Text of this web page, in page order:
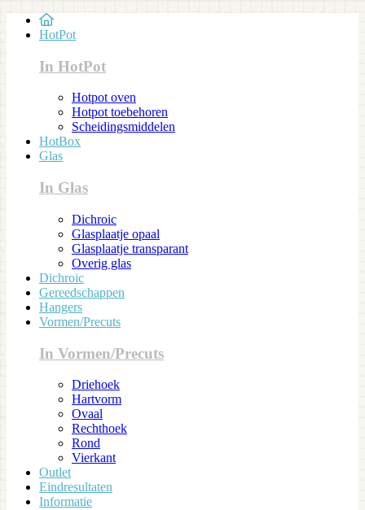
HotPot
In HotPot
Hotpot oven
Hotpot toebehoren
Scheidingsmiddelen
HotBox
Glas
In Glas
Dichroic
Glasplaatje opaal
Glasplaatje transparant
Overig glas
Dichroic
Gereedschappen
Hangers
Vormen/Precuts
In Vormen/Precuts
Driehoek
Hartvorm
Ovaal
Rechthoek
Rond
Vierkant
Outlet
Eindresultaten
Informatie